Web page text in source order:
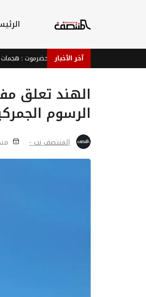
آخر الأخبار
.. اللجنة الأمنية بحضرموت : هجمات الحوثيين
الهند تعلق
الرسوم
المنتصف نت - منذ 5